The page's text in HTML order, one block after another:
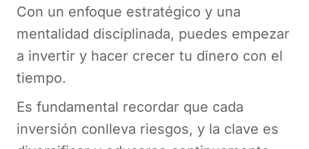
Con un enfoque estratégico y una
mentalidad disciplinada, puedes empezar
a invertir y hacer crecer tu dinero con el
tiempo.
Es fundamental recordar que cada
inversión conlleva riesgos, y la clave es